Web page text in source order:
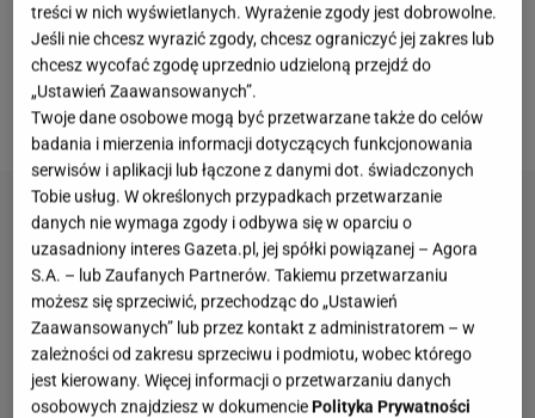
Stanach Zjednoczonych zawrzało. Głos zabierają
również znane osoby, które wprost sprzeciwiają się
finansowaniu agencji. Polityczny apel pojawił się
także na profiluKaty Perry.
treści w nich wyświetlanych. Wyrażenie zgody jest dobrowolne.
Jeśli nie chcesz wyrazić zgody, chcesz ograniczyć jej zakres lub
chcesz wycofać zgodę uprzednio udzieloną przejdź do
„Ustawień Zaawansowanych”.
Twoje dane osobowe mogą być przetwarzane także do celów
badania i mierzenia informacji dotyczących funkcjonowania
serwisów i aplikacji lub łączone z danymi dot. świadczonych
Tobie usług. W określonych przypadkach przetwarzanie
danych nie wymaga zgody i odbywa się w oparciu o
uzasadniony interes Gazeta.pl, jej spółki powiązanej – Agora
S.A. – lub Zaufanych Partnerów. Takiemu przetwarzaniu
możesz się sprzeciwić, przechodząc do „Ustawień
Zaawansowanych” lub przez kontakt z administratorem – w
zależności od zakresu sprzeciwu i podmiotu, wobec którego
jest kierowany. Więcej informacji o przetwarzaniu danych
osobowych znajdziesz w dokumencie Polityka Prywatności